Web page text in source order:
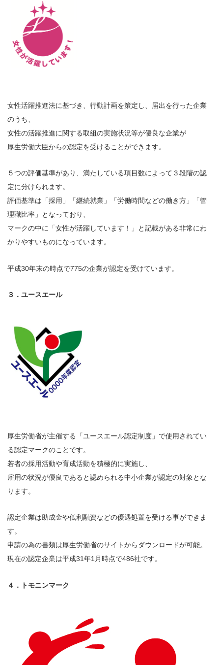
女性活躍推進法に基づき、行動計画を策定し、届出を行った企業
のうち、
女性の活躍推進に関する取組の実施状況等が優良な企業が
厚生労働大臣からの認定を受けることができます。
５つの評価基準があり、満たしている項目数によって３段階の認
定に分けられます。
評価基準は「採用」「継続就業」「労働時間などの働き方」「管
理職比率」となっており、
マークの中に「女性が活躍しています！」と記載がある非常にわ
かりやすいものになっています。
平成30年末の時点で775の企業が認定を受けています。
３．ユースエール
厚生労働省が主催する「ユースエール認定制度」で使用されてい
る認定マークのことです。
若者の採用活動や育成活動を積極的に実施し、
雇用の状況が優良であると認められる中小企業が認定の対象とな
ります。
認定企業は助成金や低利融資などの優遇処置を受ける事ができま
す。
申請の為の書類は厚生労働省のサイトからダウンロードが可能。
現在の認定企業は平成31年1月時点で486社です。
４．トモニンマーク